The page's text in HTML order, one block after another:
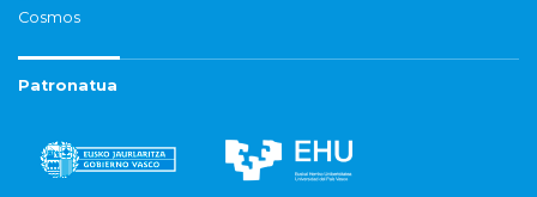
Cosmos
Patronatua